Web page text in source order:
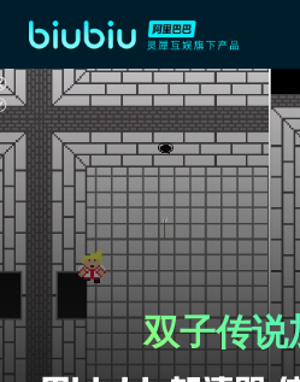
双子传说